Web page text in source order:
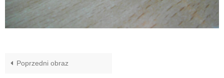
Poprzedni obraz